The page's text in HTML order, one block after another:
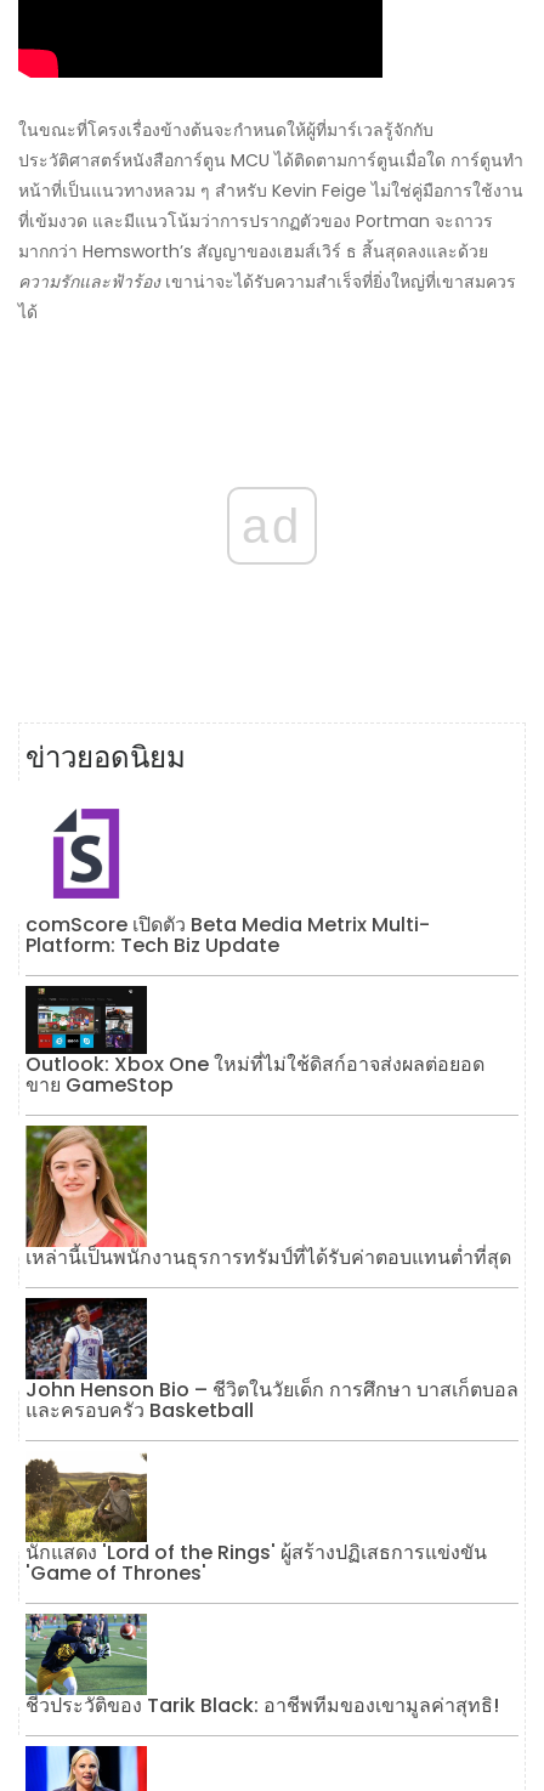
ในขณะที่โครงเรื่องข้างต้นจะกำหนดให้ผู้ที่มาร์เวลรู้จักกับ
ประวัติศาสตร์หนังสือการ์ตูน MCU ได้ติดตามการ์ตูนเมื่อใด การ์ตูนทำ
หน้าที่เป็นแนวทางหลวม ๆ สำหรับ Kevin Feige ไม่ใช่คู่มือการใช้งาน
ที่เข้มงวด และมีแนวโน้มว่าการปรากฏตัวของ Portman จะถาวร
มากกว่า Hemsworth’s สัญญาของเฮมส์เวิร์ ธ สิ้นสุดลงและด้วย
ความรักและฟ้าร้องเขาน่าจะได้รับความสำเร็จที่ยิ่งใหญ่ที่เขาสมควร
ได้
ad
ข่าวยอดนิยม
comScore เปิดตัว Beta Media Metrix Multi-
Platform: Tech Biz Update
Outlook: Xbox One ใหม่ที่ไม่ใช้ดิสก์อาจส่งผลต่อยอด
ขาย GameStop
เหล่านี้เป็นพนักงานธุรการทรัมป์ที่ได้รับค่าตอบแทนต่ำที่สุด
John Henson Bio – ชีวิตในวัยเด็ก การศึกษา บาสเก็ตบอล
และครอบครัว Basketball
นักแสดง 'Lord of the Rings' ผู้สร้างปฏิเสธการแข่งขัน
'Game of Thrones'
ชีวประวัติของ Tarik Black: อาชีพทีมของเขามูลค่าสุทธิ!